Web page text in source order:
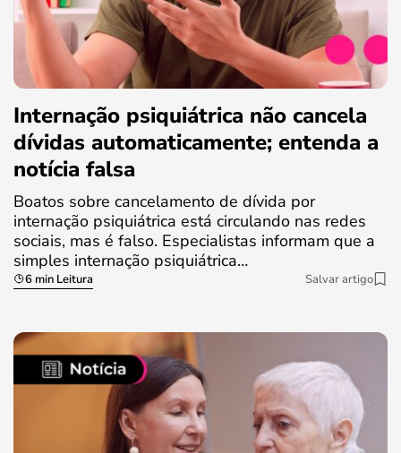
Internação psiquiátrica não cancela
dívidas automaticamente; entenda a
notícia falsa
Boatos sobre cancelamento de dívida por
internação psiquiátrica está circulando nas redes
sociais, mas é falso. Especialistas informam que a
simples internação psiquiátrica…
6 min Leitura Salvar artigo